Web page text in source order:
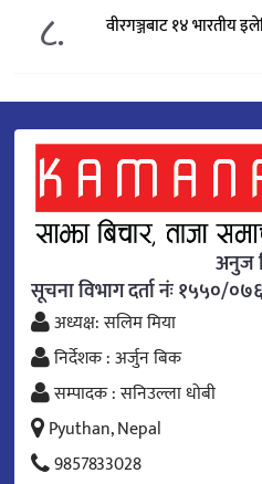
८. वीरगञ्जबाट १४ भारतीय
अनुज
सूचना विभाग दर्ता नंः १५५०/
अध्यक्ष: सलिम मिया
निर्देशक : अर्जुन बिक
सम्पादक : सनिउल्ला धोबी
Pyuthan, Nepal
9857833028